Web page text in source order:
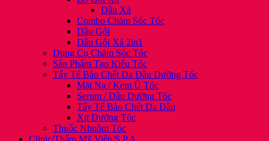
Dầu Xả
Combo Chăm Sóc Tóc
Dầu Gội
Dầu Gội Xả 2in1
Dụng Cụ Chăm Sóc Tóc
Sản Phẩm Tạo Kiểu Tóc
Tẩy Tế Bào Chết Da Đầu Dưỡng Tóc
Mặt Nạ / Kem Ủ Tóc
Serum / Dầu Dưỡng Tóc
Tẩy Tế Bào Chết Da Đầu
Xịt Dưỡng Tóc
Thuốc Nhuộm Tóc
Clinic/Thẩm Mỹ Viện/S.P.A